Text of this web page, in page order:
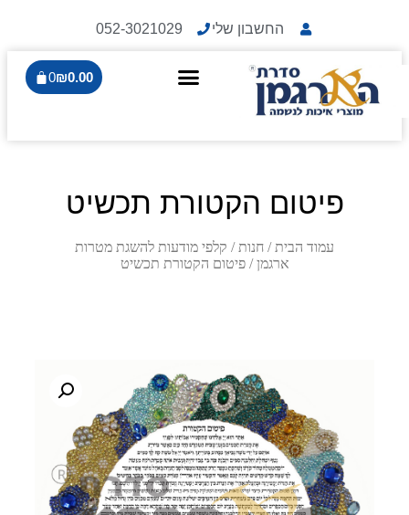
החשבון שלי 052-3021029
₪0.00
0
פיטום הקטורת תכשיט
עמוד הבית / חנות / קלפי מודעות להשגת מטרות
ארגמן/ פיטום הקטורת תכשיט